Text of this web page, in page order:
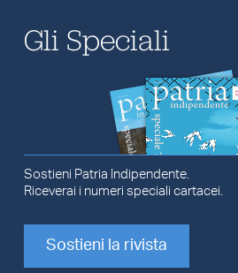
Gli Speciali
Sostieni Patria Indipendente.
Riceverai i numeri speciali cartacei.
Sostieni la rivista